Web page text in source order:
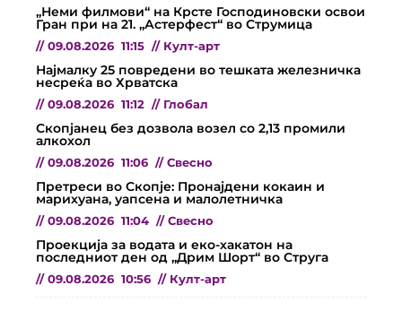
„Неми филмови“ на Крсте Господиновски освои
Гран при на 21. „Астерфест“ во Струмица
// 09.08.2026 11:15 // Култ-арт
Најмалку 25 повредени во тешката железничка
несреќа во Хрватска
// 09.08.2026 11:12 // Глобал
Скопјанец без дозвола возел со 2,13 промили
алкохол
// 09.08.2026 11:06 // Свесно
Претреси во Скопје: Пронајдени кокаин и
марихуана, уапсена и малолетничка
// 09.08.2026 11:04 // Свесно
Проекција за водата и еко-хакатон на
последниот ден од „Дрим Шорт“ во Струга
// 09.08.2026 10:56 // Култ-арт